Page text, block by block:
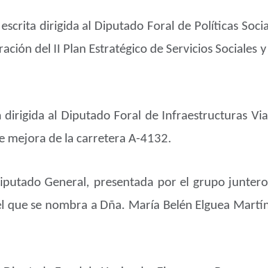
dirigida al Diputado Foral de Políticas
del II Plan Estratégico de Servicios Sociales
dirigida al Diputado Foral de Infraestructuras
mejora de la carretera A-4132.
General, presentada por el grupo
se nombra a Dña. María Belén Elguea